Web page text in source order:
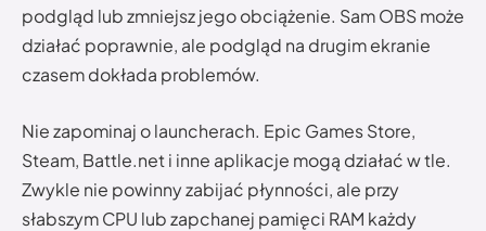
podgląd lub zmniejsz jego obciążenie. Sam OBS może
działać poprawnie, ale podgląd na drugim ekranie
czasem dokłada problemów.
Nie zapominaj o launcherach. Epic Games Store,
Steam, Battle.net i inne aplikacje mogą działać w tle.
Zwykle nie powinny zabijać płynności, ale przy
słabszym CPU lub zapchanej pamięci RAM każdy